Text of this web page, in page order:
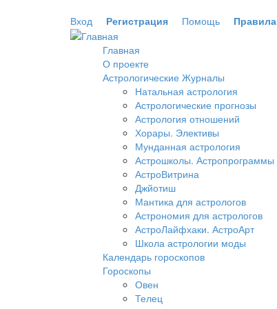
Вход
Регистрация Помощь Правила
Главная
О проекте
Астрологические Журналы
Натальная астрология
Астрологические прогнозы
Астрология отношений
Хорары. Элективы
Мунданная астрология
Астрошколы. Астропрограммы
АстроВитрина
Джйотиш
Мантика для астрологов
Астрономия для астрологов
АстроЛайфхаки. АстроАрт
Школа астрологии моды
Календарь гороскопов
Гороскопы
Овен
Телец